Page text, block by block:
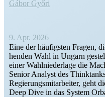
Gábor Győri
9. Apr. 2026
Eine der häufigsten Fragen,
henden Wahl in Ungarn
einer Wahlnie­derlage die
Senior Analyst des
Regie­rungs­mit­ar­beiter, geht
Deep Dive in das System